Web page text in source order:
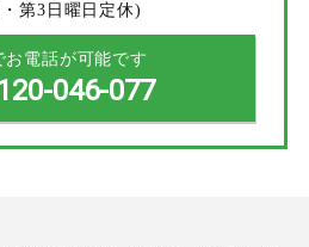
第3日曜日定休)
お電話が可能です
046-077